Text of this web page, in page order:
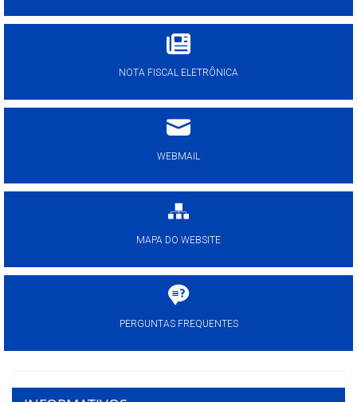
NOTA FISCAL ELETRÔNICA
WEBMAIL
MAPA DO WEBSITE
PERGUNTAS FREQUENTES